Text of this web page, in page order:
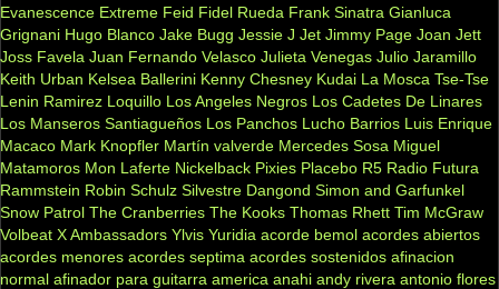
Evanescence Extreme Feid Fidel Rueda Frank Sinatra Gianluca
Grignani Hugo Blanco Jake Bugg Jessie J Jet Jimmy Page Joan Jett
Joss Favela Juan Fernando Velasco Julieta Venegas Julio Jaramillo
Keith Urban Kelsea Ballerini Kenny Chesney Kudai La Mosca Tse-Tse
Lenin Ramirez Loquillo Los Angeles Negros Los Cadetes De Linares
Los Manseros Santiagueños Los Panchos Lucho Barrios Luis Enrique
Macaco Mark Knopfler Martín valverde Mercedes Sosa Miguel
Matamoros Mon Laferte Nickelback Pixies Placebo R5 Radio Futura
Rammstein Robin Schulz Silvestre Dangond Simon and Garfunkel
Snow Patrol The Cranberries The Kooks Thomas Rhett Tim McGraw
Volbeat X Ambassadors Ylvis Yuridia acorde bemol acordes abiertos
acordes menores acordes septima acordes sostenidos afinacion
normal afinador para guitarra america anahi andy rivera antonio flores